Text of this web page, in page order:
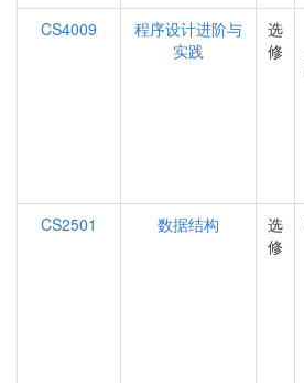
CS4009
程序设计进阶与
实践
选
修
CS2501
数据结构
选
修